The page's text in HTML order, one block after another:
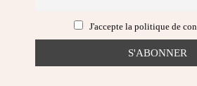
J'accepte la politique de